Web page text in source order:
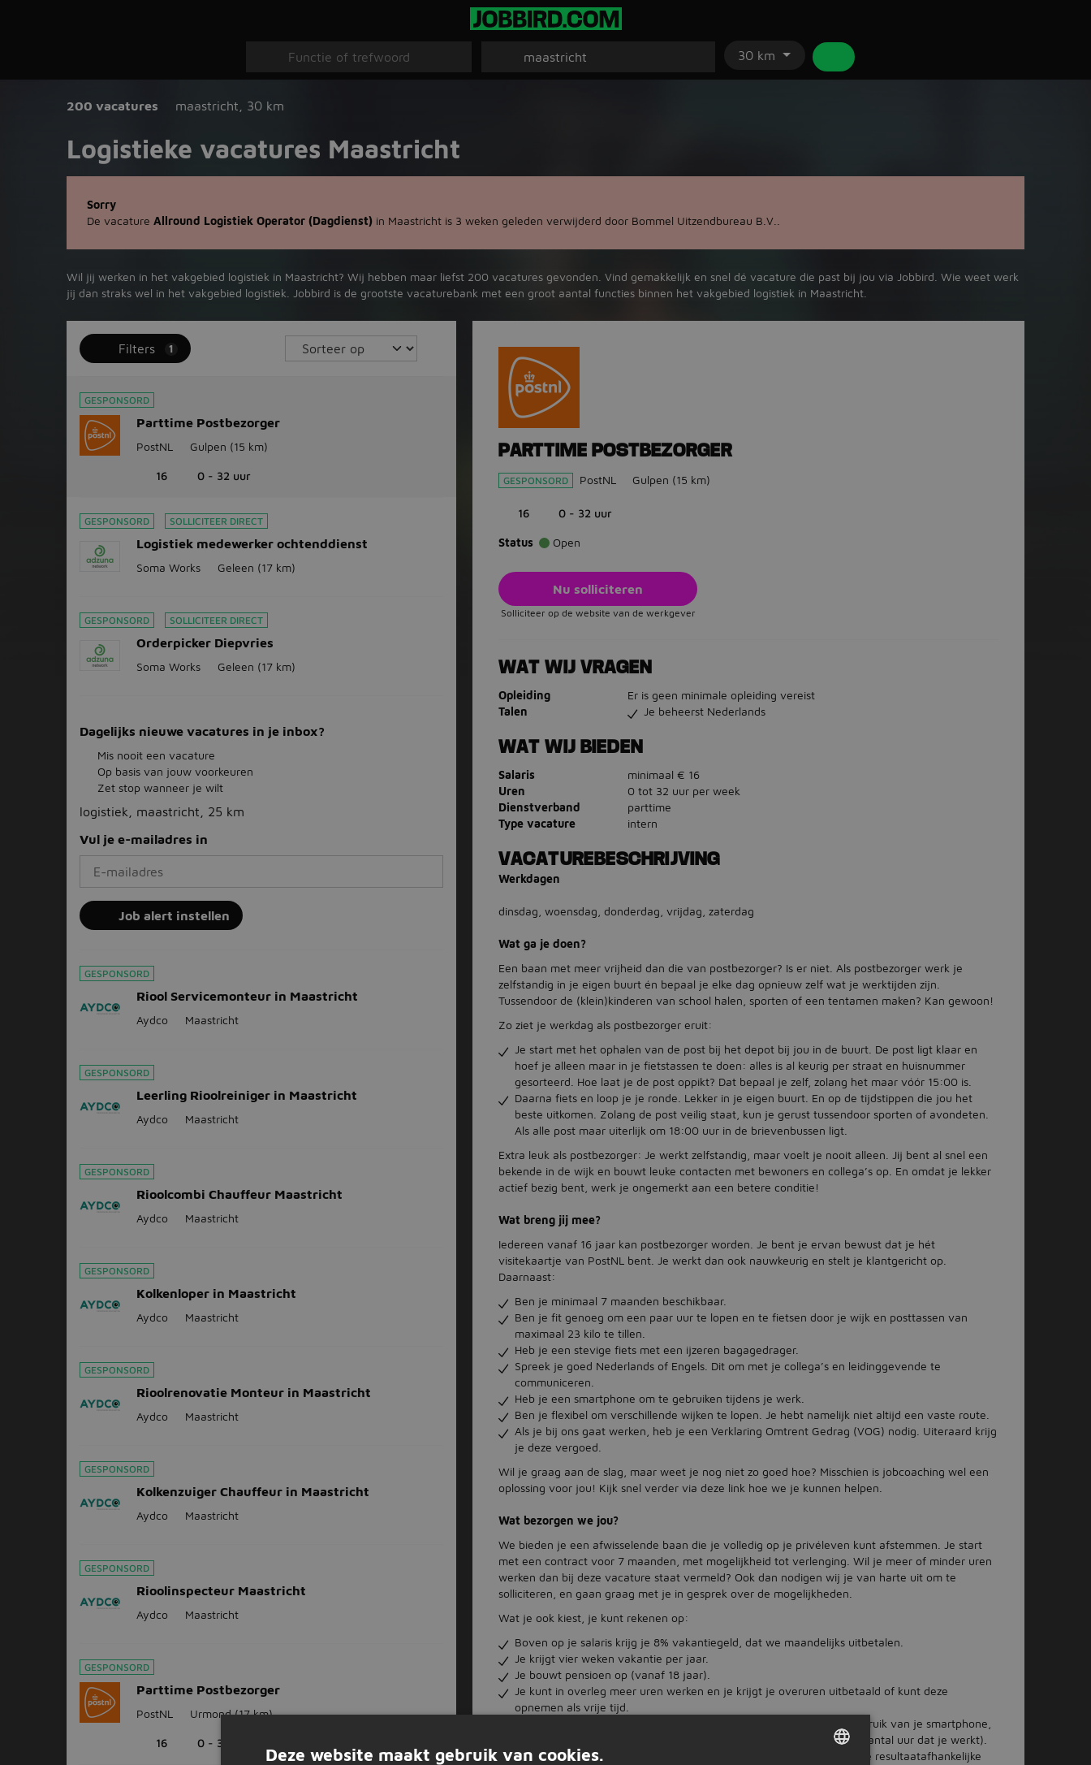
30 km
200 vacatures maastricht 30 km
Logistieke vacatures Maastricht
Sorry
De vacature Allround Logistiek Operator (Dagdienst) in Maastricht is 3 weken geleden verwijderd door Bommel Uitzendbureau B.V..
Wil jij werken in het vakgebied logistiek in Maastricht? Wij hebben maar liefst 200 vacatures gevonden. Vind gemakkelijk en snel dé vacature die past bij jou via Jobbird. Wie weet werk
jij dan straks wel in het vakgebied logistiek. Jobbird is de grootste vacaturebank met een groot aantal functies binnen het vakgebied logistiek in Maastricht.
Filters 1
GESPONSORD
Parttime Postbezorger
PostNL Gulpen (15 km)
16 0 - 32 uur
GESPONSORD SOLLICITEER DIRECT
Logistiek medewerker ochtenddienst
Soma Works Geleen (17 km)
GESPONSORD SOLLICITEER DIRECT
Orderpicker Diepvries
Soma Works Geleen (17 km)
Dagelijks nieuwe vacatures in je inbox?
Mis nooit een vacature
Op basis van jouw voorkeuren
Zet stop wanneer je wilt
logistiek, maastricht, 25 km
Vul je e-mailadres in
Job alert instellen
GESPONSORD
Riool Servicemonteur in Maastricht
Aydco Maastricht
GESPONSORD
Leerling Rioolreiniger in Maastricht
Aydco Maastricht
GESPONSORD
Rioolcombi Chauffeur Maastricht
Aydco Maastricht
GESPONSORD
Kolkenloper in Maastricht
Aydco Maastricht
GESPONSORD
Rioolrenovatie Monteur in Maastricht
Aydco Maastricht
GESPONSORD
Kolkenzuiger Chauffeur in Maastricht
Aydco Maastricht
GESPONSORD
Rioolinspecteur Maastricht
Aydco Maastricht
GESPONSORD
Parttime Postbezorger
PostNL Urmond (17 km)
16 0 - 32 uur
PARTTIME POSTBEZORGER
GESPONSORD PostNL Gulpen (15 km)
16 0 - 32 uur
Status Open
Nu solliciteren
Solliciteer op de website van de werkgever
WAT WIJ VRAGEN
Opleiding
Er is geen minimale opleiding vereist
Talen
Je beheerst Nederlands
WAT WIJ BIEDEN
Salaris
minimaal € 16
Uren
0 tot 32 uur per week
Dienstverband
parttime
Type vacature
intern
VACATUREBESCHRIJVING
Werkdagen
dinsdag, woensdag, donderdag, vrijdag, zaterdag
Wat ga je doen?
Een baan met meer vrijheid dan die van postbezorger? Is er niet. Als postbezorger werk je
zelfstandig in je eigen buurt én bepaal je elke dag opnieuw zelf wat je werktijden zijn.
Tussendoor de (klein)kinderen van school halen, sporten of een tentamen maken? Kan gewoon!
Zo ziet je werkdag als postbezorger eruit:
Je start met het ophalen van de post bij het depot bij jou in de buurt. De post ligt klaar en
hoef je alleen maar in je fietstassen te doen: alles is al keurig per straat en huisnummer
gesorteerd. Hoe laat je de post oppikt? Dat bepaal je zelf, zolang het maar vóór 15:00 is.
Daarna fiets en loop je je ronde. Lekker in je eigen buurt. En op de tijdstippen die jou het
beste uitkomen. Zolang de post veilig staat, kun je gerust tussendoor sporten of avondeten.
Als alle post maar uiterlijk om 18:00 uur in de brievenbussen ligt.
Extra leuk als postbezorger: Je werkt zelfstandig, maar voelt je nooit alleen. Jij bent al snel een
bekende in de wijk en bouwt leuke contacten met bewoners en collega’s op. En omdat je lekker
actief bezig bent, werk je ongemerkt aan een betere conditie!
Wat breng jij mee?
Iedereen vanaf 16 jaar kan postbezorger worden. Je bent je ervan bewust dat je hét
visitekaartje van PostNL bent. Je werkt dan ook nauwkeurig en stelt je klantgericht op.
Daarnaast:
Ben je minimaal 7 maanden beschikbaar.
Ben je fit genoeg om een paar uur te lopen en te fietsen door je wijk en posttassen van
maximaal 23 kilo te tillen.
Heb je een stevige fiets met een ijzeren bagagedrager.
Spreek je goed Nederlands of Engels. Dit om met je collega’s en leidinggevende te
communiceren.
Heb je een smartphone om te gebruiken tijdens je werk.
Ben je flexibel om verschillende wijken te lopen. Je hebt namelijk niet altijd een vaste route.
Als je bij ons gaat werken, heb je een Verklaring Omtrent Gedrag (VOG) nodig. Uiteraard krijg
je deze vergoed.
Wil je graag aan de slag, maar weet je nog niet zo goed hoe? Misschien is jobcoaching wel een
oplossing voor jou! Kijk snel verder via deze link hoe we je kunnen helpen.
Wat bezorgen we jou?
We bieden je een afwisselende baan die je volledig op je privéleven kunt afstemmen. Je start
met een contract voor 7 maanden, met mogelijkheid tot verlenging. Wil je meer of minder uren
werken dan bij deze vacature staat vermeld? Ook dan nodigen wij je van harte uit om te
solliciteren, en gaan graag met je in gesprek over de mogelijkheden.
Wat je ook kiest, je kunt rekenen op:
Boven op je salaris krijg je 8% vakantiegeld, dat we maandelijks uitbetalen.
Je krijgt vier weken vakantie per jaar.
Je bouwt pensioen op (vanaf 18 jaar).
Je kunt in overleg meer uren werken en je krijgt je overuren uitbetaald of kunt deze
opnemen als vrije tijd.
Je krijgt een vergoeding van maximaal € 26,20 per maand voor gebruik van je smartphone,
gemaakte onkosten en onderhoud van je fiets (afhankelijk van het aantal uur dat je werkt).
Afhankelijk van de bedrijfsresultaten van PostNL kan je een jaarlijkse resultaatafhankelijke
Deze website maakt gebruik van cookies.